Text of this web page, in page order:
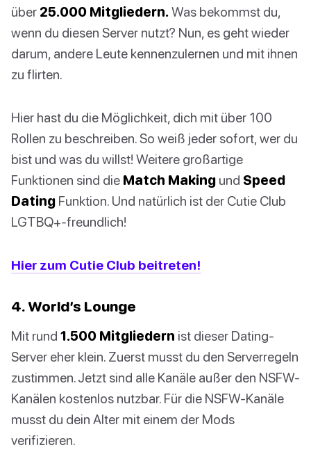
über 25.000 Mitgliedern. Was bekommst du,
wenn du diesen Server nutzt? Nun, es geht wieder
darum, andere Leute kennenzulernen und mit ihnen
zu flirten.
Hier hast du die Möglichkeit, dich mit über 100
Rollen zu beschreiben. So weiß jeder sofort, wer du
bist und was du willst! Weitere großartige
Funktionen sind die Match Making und Speed
Dating Funktion. Und natürlich ist der Cutie Club
LGTBQ+-freundlich!
Hier zum Cutie Club beitreten!
4. World’s Lounge
Mit rund 1.500 Mitgliedern ist dieser Dating-
Server eher klein. Zuerst musst du den Serverregeln
zustimmen. Jetzt sind alle Kanäle außer den NSFW-
Kanälen kostenlos nutzbar. Für die NSFW-Kanäle
musst du dein Alter mit einem der Mods
verifizieren.